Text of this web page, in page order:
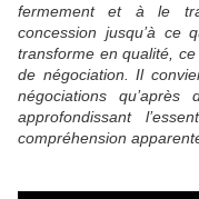
fermement et à le
concession jusqu’à ce
transforme en qualité,
de négociation. Il
négociations qu’après
approfondissant
compréhension